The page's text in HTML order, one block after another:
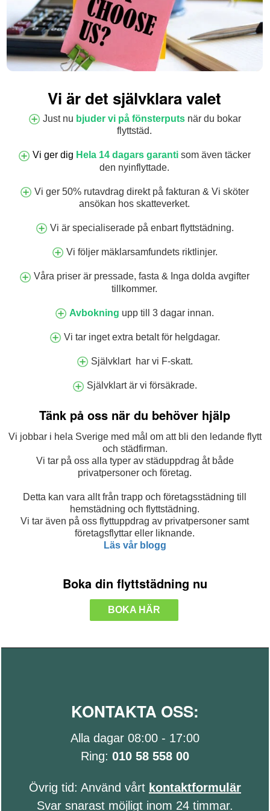
Vi är det självklara valet
Just nu bjuder vi på fönsterputsnär du bokar
flyttstäd.
Vi ger dig Hela 14 dagars garanti som även täcker
den nyinflyttade.
Vi ger 50% rutavdrag direkt på fakturan & Vi sköter
ansökan hos skatteverket.
Vi är specialiserade på enbart flyttstädning.
Vi följer mäklarsamfundets riktlinjer.
Våra priser är pressade, fasta & Inga dolda avgifter
tillkommer.
Avbokning upp till 3 dagar innan.
Vi tar inget extra betalt för helgdagar.
Självklart har vi F-skatt.
Självklart är vi försäkrade.
Tänk på oss när du behöver hjälp
Vi jobbar i hela Sverige med mål om att bli den ledande flytt
och städfirman.
Vi tar på oss alla typer av städuppdrag åt både
privatpersoner och företag.
Detta kan vara allt från trapp och företagsstädning till
hemstädning och flyttstädning.
Vi tar även på oss flyttuppdrag av privatpersoner samt
företagsflyttar eller liknande.
Läs vår blogg
Boka din flyttstädning nu
BOKA HÄR
KONTAKTA OSS:
Alla dagar 08:00 - 17:00
Ring: 010 58 558 00
Övrig tid: Använd vårt kontaktformulär
Svar snarast möjligt inom 24 timmar.